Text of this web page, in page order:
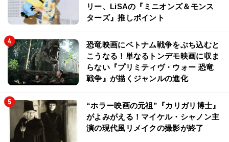
リー、LiSAの『ミニオンズ＆モンス
ターズ』推しポイント
恐竜映画にベトナム戦争をぶち込むと
こうなる！単なるトンデモ映画に収ま
らない『プリミティヴ・ウォー 恐竜
戦争』が描くジャンルの進化
“ホラー映画の元祖”『カリガリ博士』
がよみがえる！マイケル・シャノン主
演の現代風リメイクの撮影が終了